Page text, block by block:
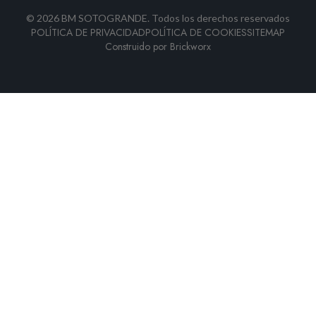
© 2026 BM SOTOGRANDE. Todos los derechos reservados
POLÍTICA DE PRIVACIDADPOLÍTICA DE COOKIESSITEMAP
Construido por Brickworx